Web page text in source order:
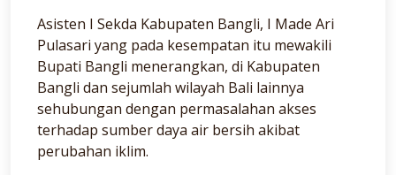
Asisten I Sekda Kabupaten Bangli, I Made Ari
Pulasari yang pada kesempatan itu mewakili
Bupati Bangli menerangkan, di Kabupaten
Bangli dan sejumlah wilayah Bali lainnya
sehubungan dengan permasalahan akses
terhadap sumber daya air bersih akibat
perubahan iklim.